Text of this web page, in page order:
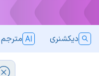
دیکشنری مترجم